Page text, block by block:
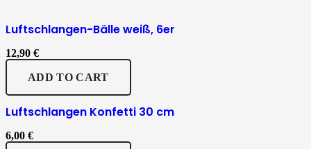
Luftschlangen-Bälle weiß, 6er
12,90 €
ADD TO CART
Luftschlangen Konfetti 30 cm
6,00 €